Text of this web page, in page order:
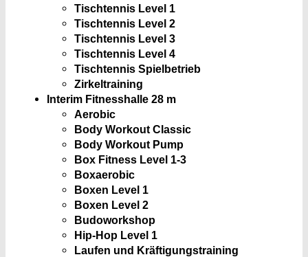
Tischtennis Level 1
Tischtennis Level 2
Tischtennis Level 3
Tischtennis Level 4
Tischtennis Spielbetrieb
Zirkeltraining
Interim Fitnesshalle 28 m
Aerobic
Body Workout Classic
Body Workout Pump
Box Fitness Level 1-3
Boxaerobic
Boxen Level 1
Boxen Level 2
Budoworkshop
Hip-Hop Level 1
Laufen und Kräftigungstraining